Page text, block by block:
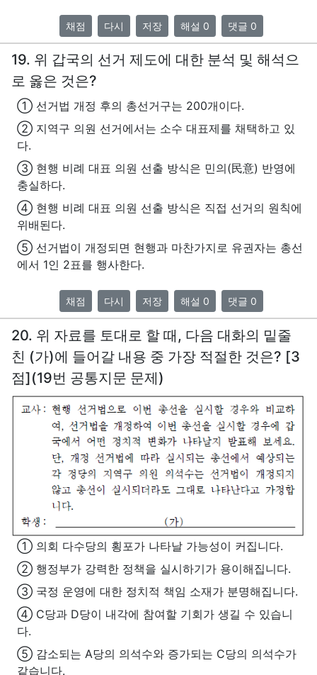
채점 다시 저장 해설 0 댓글 0
19. 위 갑국의 선거 제도에 대한 분석 및 해석으
로 옳은 것은?
① 선거법 개정 후의 총선거구는 200개이다.
② 지역구 의원 선거에서는 소수 대표제를 채택하고 있
다.
③ 현행 비례 대표 의원 선출 방식은 민의(民意) 반영에
충실하다.
④ 현행 비례 대표 의원 선출 방식은 직접 선거의 원칙에
위배된다.
⑤ 선거법이 개정되면 현행과 마찬가지로 유권자는 총선
에서 1인 2표를 행사한다.
채점 다시 저장 해설 0 댓글 0
20. 위 자료를 토대로 할 때, 다음 대화의 밑줄
친 (가)에 들어갈 내용 중 가장 적절한 것은? [3
점](19번 공통지문 문제)
① 의회 다수당의 횡포가 나타날 가능성이 커집니다.
② 행정부가 강력한 정책을 실시하기가 용이해집니다.
③ 국정 운영에 대한 정치적 책임 소재가 분명해집니다.
④ C당과 D당이 내각에 참여할 기회가 생길 수 있습니
다.
⑤ 감소되는 A당의 의석수와 증가되는 C당의 의석수가
같습니다.